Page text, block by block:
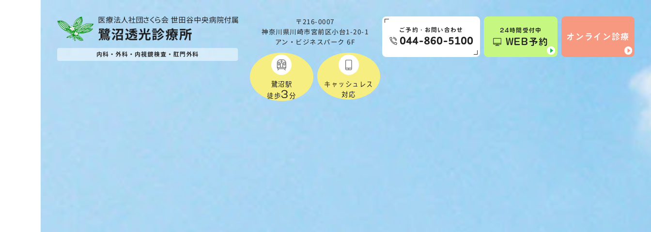
〒216-0007
神奈川県川崎市宮前区小台1-20-1
アン・ビジネスパーク 6F
鷺沼駅
徒歩3分
キャッシュレス
対応
ご予約・お問い合わせ
044-860-5100
24時間受付中
WEB予約
オンライン診療